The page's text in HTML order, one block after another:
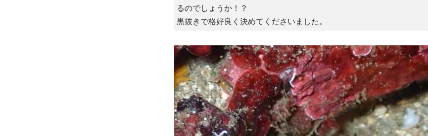
るのでしょうか！？
黒抜きで格好良く決めてくださいました。